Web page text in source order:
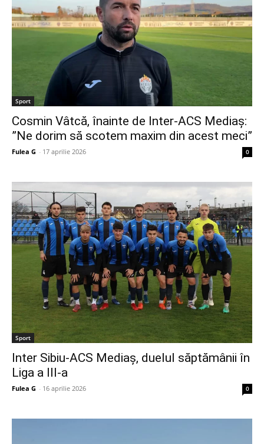
Sport
Cosmin Vâtcă, înainte de Inter-ACS Mediaș:
”Ne dorim să scotem maxim din acest meci”
Fulea G - 17 aprilie 2026 0
Sport
Inter Sibiu-ACS Mediaș, duelul săptămânii în
Liga a III-a
Fulea G - 16 aprilie 2026 0